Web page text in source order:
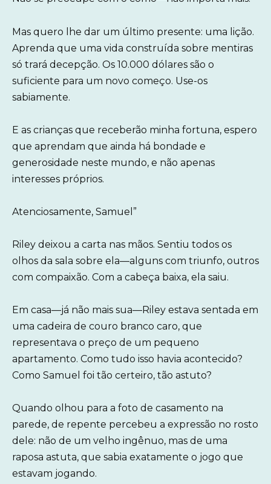
Mas quero lhe dar um último presente: uma lição.
Aprenda que uma vida construída sobre mentiras
só trará decepção. Os 10.000 dólares são o
suficiente para um novo começo. Use-os
sabiamente.
E as crianças que receberão minha fortuna, espero
que aprendam que ainda há bondade e
generosidade neste mundo, e não apenas
interesses próprios.
Atenciosamente, Samuel”
Riley deixou a carta nas mãos. Sentiu todos os
olhos da sala sobre ela—alguns com triunfo, outros
com compaixão. Com a cabeça baixa, ela saiu.
Em casa—já não mais sua—Riley estava sentada em
uma cadeira de couro branco caro, que
representava o preço de um pequeno
apartamento. Como tudo isso havia acontecido?
Como Samuel foi tão certeiro, tão astuto?
Quando olhou para a foto de casamento na
parede, de repente percebeu a expressão no rosto
dele: não de um velho ingênuo, mas de uma
raposa astuta, que sabia exatamente o jogo que
estavam jogando.